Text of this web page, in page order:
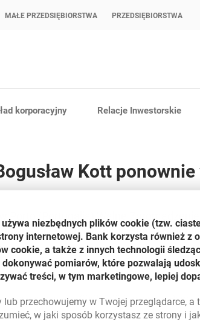
MAŁE PRZEDSIĘBIORSTWA PRZEDSIĘBIORSTWA
korporacyjny Relacje Inwestorskie
Kott ponownie
Porto (Portugalia) Walne
i inwestora strategicznego Banku
finansowe BCP i Grupy BCP, podjęli
kadencję w latach 2005-2007, wybrano Pana
Rady Nadzorczej Banku Millennium.
niezbędnych plikówcookie (tzw.
internetowej. Bank korzysta również z
cookie, a także z innych technologii
pomiarów, które pozwalają
treści, w tym marketingowe, lepiej
lub przechowujemy w Twojej przeglądarce,
w jaki sposób korzystasz ze strony i